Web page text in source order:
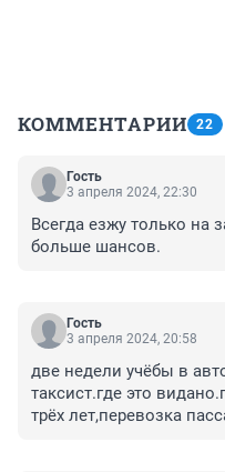
КОММЕНТАРИИ 22
Гость
3 апреля 2024, 22:30
Всегда езжу только на
больше шансов.
Гость
3 апреля 2024, 20:58
две недели учёбы в
таксист.где это
трёх лет,перевозка